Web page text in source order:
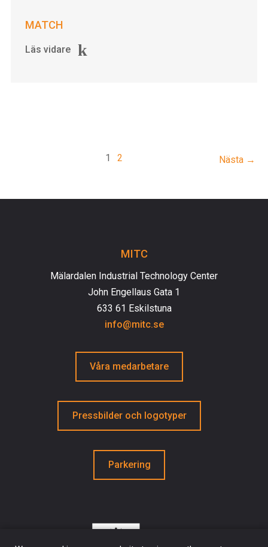
MATCH
Läs vidare
1 2 Nästa →
MITC
Mälardalen Industrial Technology Center
John Engellaus Gata 1
633 61 Eskilstuna
info@mitc.se
Våra medarbetare
Pressbilder och logotyper
Parkering